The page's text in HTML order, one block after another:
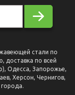
стали по
доставка по всей
Одесса, Запорожье,
Херсон, Чернигов,
города.